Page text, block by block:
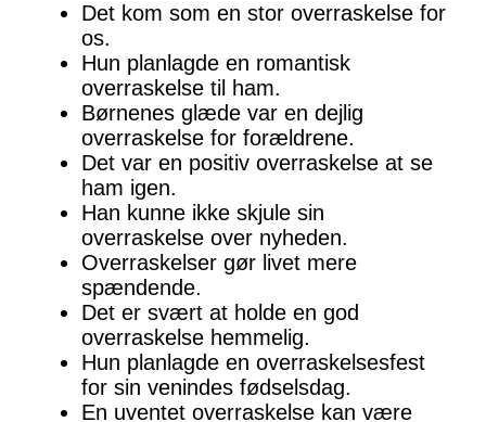
Det kom som en stor overraskelse for
os.
Hun planlagde en romantisk
overraskelse til ham.
Børnenes glæde var en dejlig
overraskelse for forældrene.
Det var en positiv overraskelse at se
ham igen.
Han kunne ikke skjule sin
overraskelse over nyheden.
Overraskelser gør livet mere
spændende.
Det er svært at holde en god
overraskelse hemmelig.
Hun planlagde en overraskelsesfest
for sin venindes fødselsdag.
En uventet overraskelse kan være